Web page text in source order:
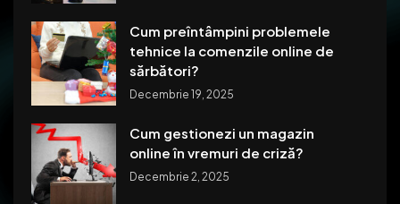
Cum preîntâmpini problemele
tehnice la comenzile online de
sărbători?
Decembrie 19, 2025
Cum gestionezi un magazin
online în vremuri de criză?
Decembrie 2, 2025